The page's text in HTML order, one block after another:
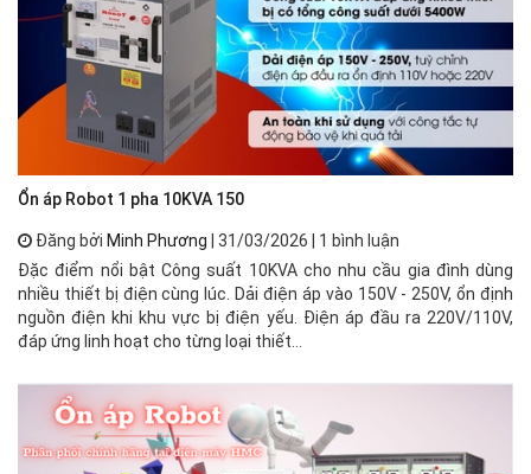
Ổn áp Robot 1 pha 10KVA 150
Đăng bởi Minh Phương | 31/03/2026 | 1 bình luận
Đặc điểm nổi bật Công suất 10KVA cho nhu cầu gia đình dùng
nhiều thiết bị điện cùng lúc. Dải điện áp vào 150V - 250V, ổn định
nguồn điện khi khu vực bị điện yếu. Điện áp đầu ra 220V/110V,
đáp ứng linh hoạt cho từng loại thiết...